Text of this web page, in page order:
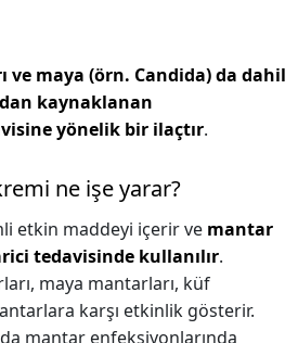
ve maya (örn. Candida) da dahil
kaynaklanan
yönelik bir ilaçtır.
ne işe yarar?
etkin maddeyi içerir ve mantar
tedavisinde kullanılır.
maya mantarları, küf
karşı etkinlik gösterir.
mantar enfeksiyonlarında